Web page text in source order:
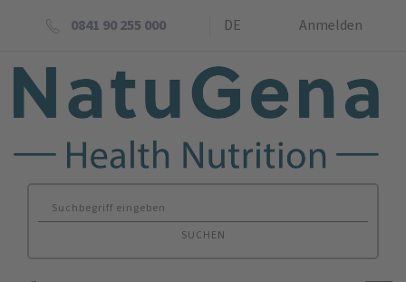
0841 90 255 000 DE Anmelden
SUCHEN